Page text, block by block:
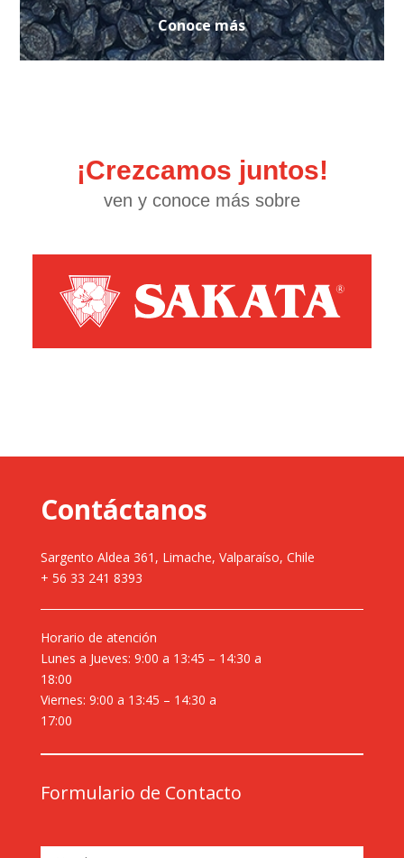
Conoce más
¡Crezcamos juntos!
ven y conoce más sobre
Contáctanos
Sargento Aldea 361, Limache, Valparaíso, Chile
+ 56 33 241 8393
Horario de atención
Lunes a Jueves: 9:00 a 13:45 – 14:30 a
18:00
Viernes: 9:00 a 13:45 – 14:30 a
17:00
Formulario de Contacto